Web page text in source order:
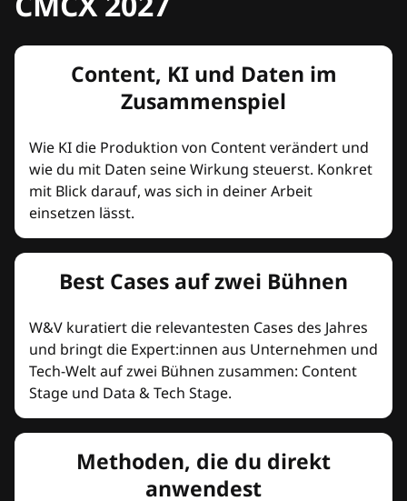
Content, KI und Daten im
Zusammenspiel
Wie KI die Produktion von Content verändert und
wie du mit Daten seine Wirkung steuerst. Konkret
mit Blick darauf, was sich in deiner Arbeit
einsetzen lässt.
Best Cases auf zwei Bühnen
W&V kuratiert die relevantesten Cases des Jahres
und bringt die Expert:innen aus Unternehmen und
Tech-Welt auf zwei Bühnen zusammen: Content
Stage und Data & Tech Stage.
Methoden, die du direkt
anwendest